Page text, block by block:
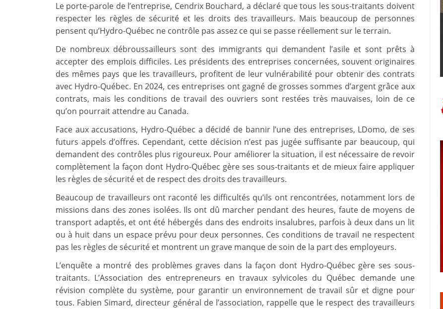
Le porte-parole de l’entreprise, Cendrix Bouchard, a déclaré que tous les sous-traitants doivent
respecter les règles de sécurité et les droits des travailleurs. Mais beaucoup de personnes
pensent qu’Hydro-Québec ne contrôle pas assez ce qui se passe réellement sur le terrain.
De nombreux débroussailleurs sont des immigrants qui demandent l’asile et sont prêts à
accepter des emplois difficiles. Les présidents des entreprises concernées, souvent originaires
des mêmes pays que les travailleurs, profitent de leur vulnérabilité pour obtenir des contrats
avec Hydro-Québec. En 2024, ces entreprises ont gagné de grosses sommes d’argent grâce aux
contrats, mais les conditions de travail des ouvriers sont restées très mauvaises, loin de ce
qu’on pourrait attendre au Canada.
Face aux accusations, Hydro-Québec a décidé de bannir l’une des entreprises, LDomo, de ses
futurs appels d’offres. Cependant, cette décision n’est pas jugée suffisante par beaucoup, qui
demandent des contrôles plus rigoureux. Pour améliorer la situation, il est nécessaire de revoir
complètement la façon dont Hydro-Québec gère ses sous-traitants et de mieux faire appliquer
les règles de sécurité et de respect des droits des travailleurs.
Beaucoup de travailleurs ont raconté les difficultés qu’ils ont rencontrées, notamment lors de
missions dans des zones isolées. Ils ont dû marcher pendant des heures, faute de moyens de
transport adaptés, et ont été hébergés dans des endroits insalubres, parfois à deux dans un lit
ou à huit dans un espace prévu pour deux personnes. Ces conditions de travail ne respectent
pas les règles de sécurité et montrent un grave manque de soin de la part des employeurs.
L’enquête a montré des problèmes graves dans la façon dont Hydro-Québec gère ses sous-
traitants. L’Association des entrepreneurs en travaux sylvicoles du Québec demande une
révision complète du système, pour garantir un environnement de travail sûr et digne pour
tous. Fabien Simard, directeur général de l’association, rappelle que le respect des travailleurs